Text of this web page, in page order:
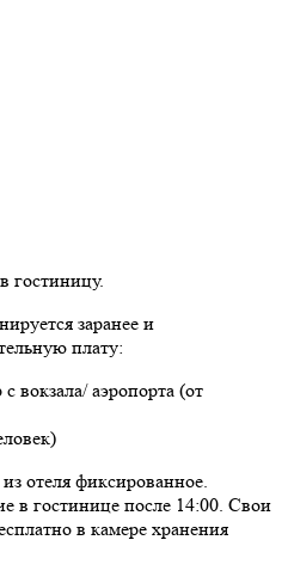
гостиницу.
заранее и
плату:
вокзала/ аэропорта (от
отеля фиксированное.
в гостинице после 14:00. Свои
в камере хранения